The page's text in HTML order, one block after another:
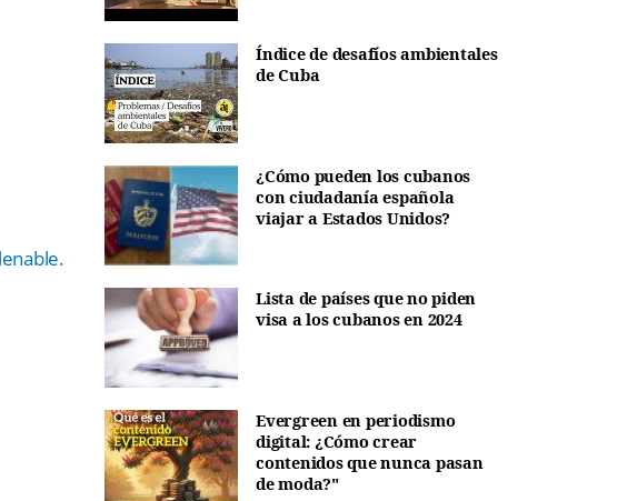
Índice de desafíos ambientales
de Cuba
¿Cómo pueden los cubanos
con ciudadanía española
viajar a Estados Unidos?
Lista de países que no piden
visa a los cubanos en 2024
Evergreen en periodismo
digital: ¿Cómo crear
contenidos que nunca pasan
de moda?"